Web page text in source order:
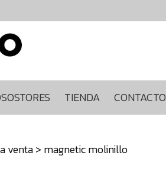
TIENDA CONTACTO
venta> magnetic molinillo